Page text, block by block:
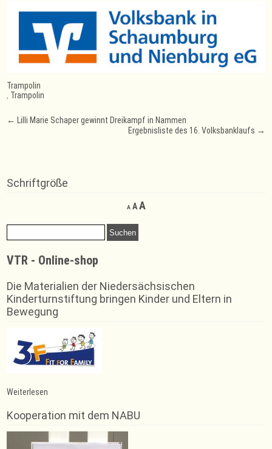
Trampolin
, Trampolin
Post
← Lilli Marie Schaper gewinnt Dreikampf in Nammen
Ergebnisliste des 16. Volksbanklaufs →
Schriftgröße
A
Decrease
font
AReset
size.
AIncrease
Suchen
nach:
VTR - Online-shop
Die Materialien der Niedersächsischen
Kinderturnstiftung bringen Kinder und Eltern in
Bewegung
Weiterlesen
Pokal
für
Henrieke
Rathkolb
Kooperation mit dem NABU